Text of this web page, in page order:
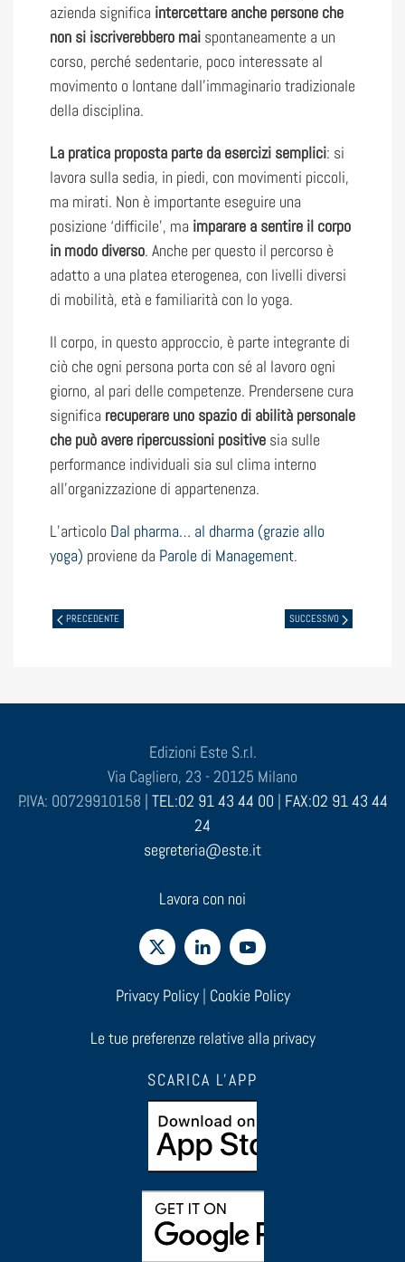
azienda significa intercettare anche persone che
non si iscriverebbero mai spontaneamente a un
corso, perché sedentarie, poco interessate al
movimento o lontane dall’immaginario tradizionale
della disciplina.
La pratica proposta parte da esercizi semplici: si
lavora sulla sedia, in piedi, con movimenti piccoli,
ma mirati. Non è importante eseguire una
posizione ‘difficile’, ma imparare a sentire il corpo
in modo diverso. Anche per questo il percorso è
adatto a una platea eterogenea, con livelli diversi
di mobilità, età e familiarità con lo yoga.
Il corpo, in questo approccio, è parte integrante di
ciò che ogni persona porta con sé al lavoro ogni
giorno, al pari delle competenze. Prendersene cura
significa recuperare uno spazio di abilità personale
che può avere ripercussioni positive sia sulle
performance individuali sia sul clima interno
all’organizzazione di appartenenza.
L’articolo Dal pharma… al dharma (grazie allo
yoga) proviene da Parole di Management.
PRECEDENTE SUCCESSIVO
Edizioni Este S.r.l.
Via Cagliero, 23 - 20125 Milano
P.IVA: 00729910158 | TEL:02 91 43 44 00 | FAX:02 91 43 44
24
segreteria@este.it
Lavora con noi
Privacy Policy| Cookie Policy
Le tue preferenze relative alla privacy
SCARICA L'APP